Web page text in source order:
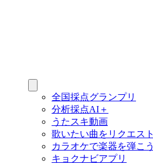
全国採点グランプリ
分析採点AI＋
うたスキ動画
歌いたい曲をリクエスト
カラオケで楽器を弾こう
キョクナビアプリ